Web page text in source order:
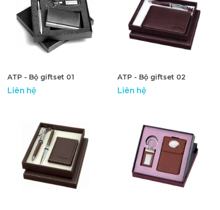
ATP - Bộ giftset 01
Liên hệ
ATP - Bộ giftset 02
Liên hệ